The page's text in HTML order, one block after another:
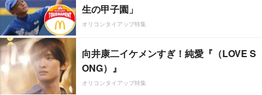
生の甲子園」
オリコンタイアップ特集
向井康二イケメンすぎ！純愛『（LOVE S
ONG）』
オリコンタイアップ特集